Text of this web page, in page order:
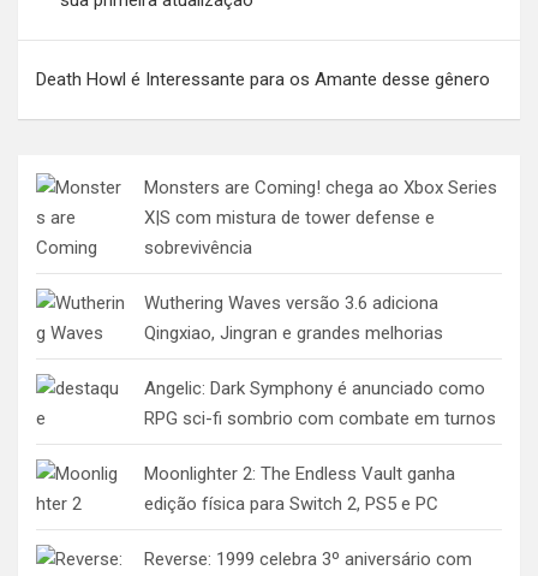
Death Howl é Interessante para os Amante desse gênero
Monsters are Coming! chega ao Xbox Series
X|S com mistura de tower defense e
sobrevivência
Wuthering Waves versão 3.6 adiciona
Qingxiao, Jingran e grandes melhorias
Angelic: Dark Symphony é anunciado como
RPG sci-fi sombrio com combate em turnos
Moonlighter 2: The Endless Vault ganha
edição física para Switch 2, PS5 e PC
Reverse: 1999 celebra 3º aniversário com